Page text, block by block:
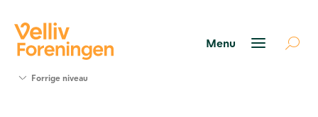
Forrige niveau